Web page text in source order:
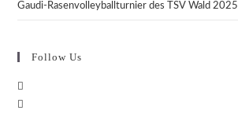
Gaudi-Rasenvolleyballturnier des TSV Wald 2025
Follow Us